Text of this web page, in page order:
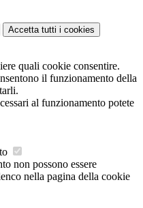
Accetta tutti i cookies
quali cookie consentire.
il funzionamento della
al funzionamento potete
non possono essere
nella pagina della cookie